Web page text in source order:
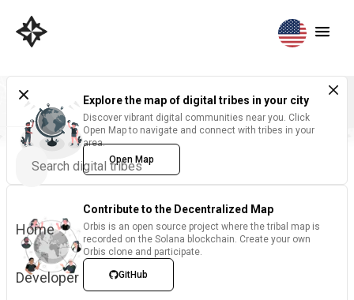
Home
Developer
Explore the map of digital tribes in your city
Discover vibrant digital communities near you. Click
Open Map to navigate and connect with tribes in your
area.
Open Map
Contribute to the Decentralized Map
Orbis is an open source project where the tribal map is
recorded on the Solana blockchain. Create your own
Orbis clone and participate.
GitHub